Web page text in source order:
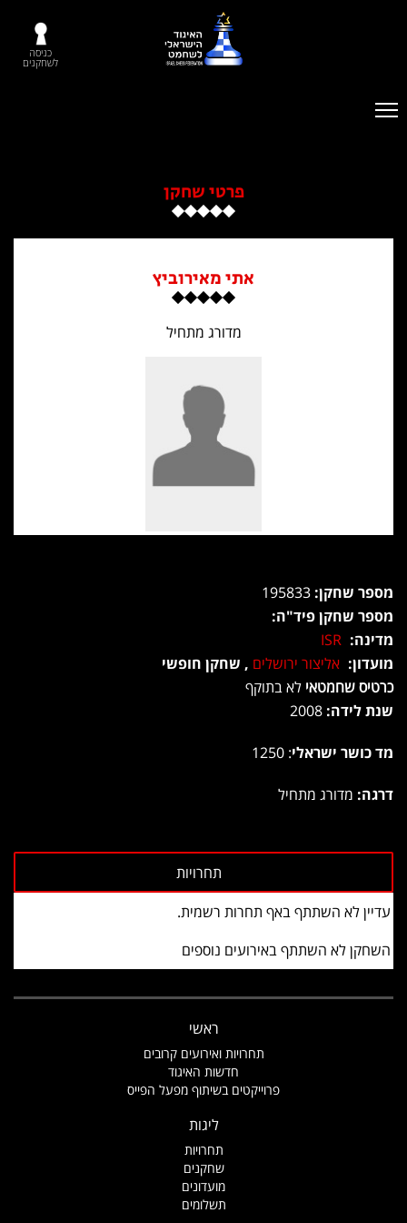
כניסה
לשחקנים
פרטי שחקן
אתי מאירוביץ
מדורג מתחיל
מספר שחקן:
מספר שחקן פיד"ה:
מדינה: ISR
מועדון: אליצור ירושלים , שחקן חופשי
כרטיס שחמטאי לא בתוקף
שנת לידה:
מד כושר ישראלי: 1250
דרגה: מדורג מתחיל
עדיין לא השתתף באף תחרות רשמית.
השחקן לא השתתף באירועים נוספים
ראשי
תחרויות ואירועים קרובים
חדשות האיגוד
פרוייקטים בשיתוף מפעל הפייס
ליגות
תחרויות
שחקנים
מועדונים
תשלומים